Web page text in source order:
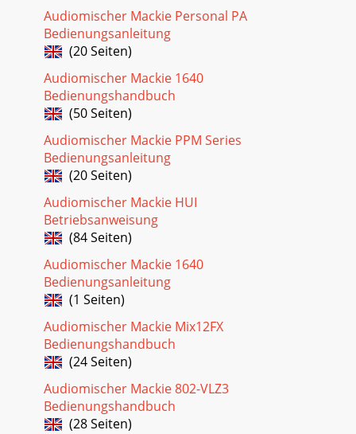
Audiomischer Mackie Personal PA
Bedienungsanleitung
(20 Seiten)
Audiomischer Mackie 1640
Bedienungshandbuch
(50 Seiten)
Audiomischer Mackie PPM Series
Bedienungsanleitung
(20 Seiten)
Audiomischer Mackie HUI
Betriebsanweisung
(84 Seiten)
Audiomischer Mackie 1640
Bedienungsanleitung
(1 Seiten)
Audiomischer Mackie Mix12FX
Bedienungshandbuch
(24 Seiten)
Audiomischer Mackie 802-VLZ3
Bedienungshandbuch
(28 Seiten)